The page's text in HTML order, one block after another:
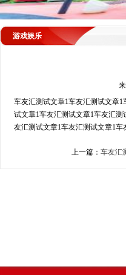
游戏娱乐
车友汇测试文章1车友汇测试文章
试文章1车友汇测试文章1车友汇
友汇测试文章1车友汇测试文章1
上一篇： 车友汇